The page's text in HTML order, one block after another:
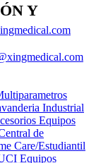
Y
Industrial
Equipos
de
Care/Estudiantil
Equipos